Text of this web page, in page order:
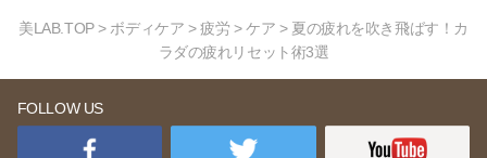
美LAB.TOP> ボディケア >疲労 >ケア > 夏の疲れを吹き飛ばす！カ
ラダの疲れリセット術3選
FOLLOW US